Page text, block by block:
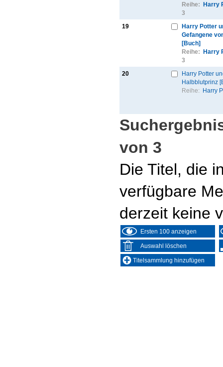
Reihe:
Harry
3
19
Harry Potter
Gefangene
[Buch]
Reihe:
Harry
3
20
Harry Potter
Halbblutprinz
Reihe:
Harry
von 3
Die Titel, die
verfügbare
derzeit keine